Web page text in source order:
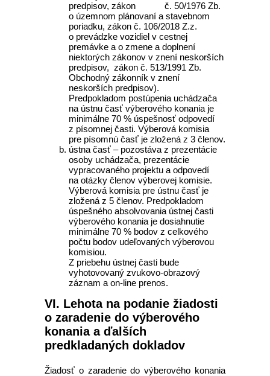
predpisov, zákon č. 50/1976 Zb.
o územnom plánovaní a stavebnom
poriadku, zákon č. 106/2018 Z.z.
o prevádzke vozidiel v cestnej
premávke a o zmene a doplnení
niektorých zákonov v znení neskorších
predpisov, zákon č. 513/1991 Zb.
Obchodný zákonník v znení
neskorších predpisov).
Predpokladom postúpenia uchádzača
na ústnu časť výberového konania je
minimálne 70 % úspešnosť odpovedí
z písomnej časti. Výberová komisia
pre písomnú časť je zložená z 3 členov.
ústna časť – pozostáva z prezentácie
osoby uchádzača, prezentácie
vypracovaného projektu a odpovedí
na otázky členov výberovej komisie.
Výberová komisia pre ústnu časť je
zložená z 5 členov. Predpokladom
úspešného absolvovania ústnej časti
výberového konania je dosiahnutie
minimálne 70 % bodov z celkového
počtu bodov udeľovaných výberovou
komisiou.
Z priebehu ústnej časti bude
vyhotovovaný zvukovo-obrazový
záznam a on-line prenos.
VI. Lehota na podanie žiadosti
o zaradenie do výberového
konania a ďalších
predkladaných dokladov
Žiadosť o zaradenie do výberového konania